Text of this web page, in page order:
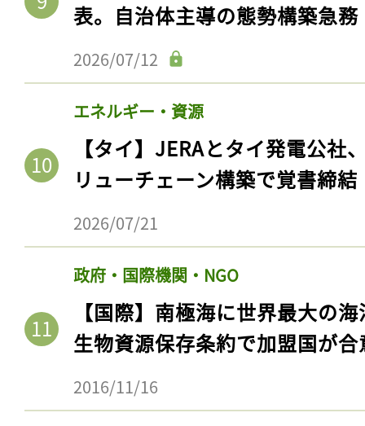
表。自治体主導の態勢構築急務
2026/07/12
エネルギー・資源
【タイ】JERAとタイ発電公社
リューチェーン構築で覚書締結
2026/07/21
政府・国際機関・NGO
【国際】南極海に世界最大の
生物資源保存条約で加盟国が合
2016/11/16
記事をお気に入りに
ログインが必